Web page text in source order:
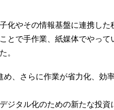
化やその情報基盤に連携し
とで手作業、紙媒体でやっ
。
め、さらに作業が省力化、効
ジタル化のための新たな投